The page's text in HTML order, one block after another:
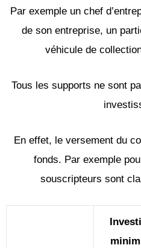
Par exemple un chef
de son entreprise, un
véhicule de
Tous les supports ne sont
En effet, le versement du
fonds. Par exemple
souscripteurs sont